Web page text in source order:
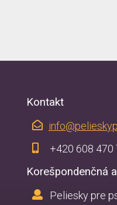
Kontakt
+420 608 470
Korešpondenčná
Peliesky pre